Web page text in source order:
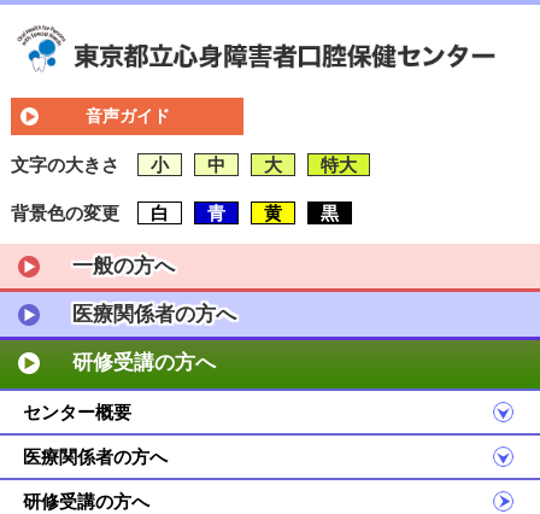
音声ガイド
文字の大きさ 小 中 大 特大
背景色の変更 白 青 黄 黒
一般の方へ
医療関係者の方へ
研修受講の方へ
センター概要
医療関係者の方へ
研修受講の方へ